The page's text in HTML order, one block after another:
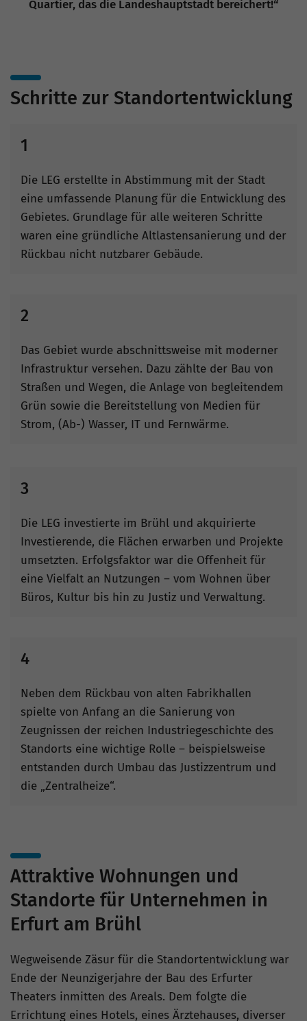
Quartier, das die Landeshauptstadt bereichert!“
Schritte zur Standortentwicklung
1
Die LEG erstellte in Abstimmung mit der Stadt
eine umfassende Planung für die Entwicklung des
Gebietes. Grundlage für alle weiteren Schritte
waren eine gründliche Altlastensanierung und der
Rückbau nicht nutzbarer Gebäude.
2
Das Gebiet wurde abschnittsweise mit moderner
Infrastruktur versehen. Dazu zählte der Bau von
Straßen und Wegen, die Anlage von begleitendem
Grün sowie die Bereitstellung von Medien für
Strom, (Ab-) Wasser, IT und Fernwärme.
3
Die LEG investierte im Brühl und akquirierte
Investierende, die Flächen erwarben und Projekte
umsetzten. Erfolgsfaktor war die Offenheit für
eine Vielfalt an Nutzungen – vom Wohnen über
Büros, Kultur bis hin zu Justiz und Verwaltung.
4
Neben dem Rückbau von alten Fabrikhallen
spielte von Anfang an die Sanierung von
Zeugnissen der reichen Industriegeschichte des
Standorts eine wichtige Rolle – beispielsweise
entstanden durch Umbau das Justizzentrum und
die „Zentralheize“.
Attraktive Wohnungen und
Standorte für Unternehmen in
Erfurt am Brühl
Wegweisende Zäsur für die Standortentwicklung war
Ende der Neunzigerjahre der Bau des Erfurter
Theaters inmitten des Areals. Dem folgte die
Errichtung eines Hotels, eines Ärztehauses, diverser